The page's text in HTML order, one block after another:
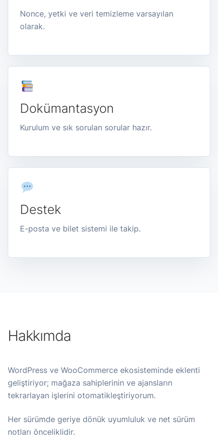
Nonce, yetki ve veri temizleme varsayılan
olarak.
Dokümantasyon
Kurulum ve sık sorulan sorular hazır.
Destek
E-posta ve bilet sistemi ile takip.
Hakkımda
WordPress ve WooCommerce ekosisteminde eklenti
geliştiriyor; mağaza sahiplerinin ve ajansların
tekrarlayan işlerini otomatikleştiriyorum.
Her sürümde geriye dönük uyumluluk ve net sürüm
notları önceliklidir.